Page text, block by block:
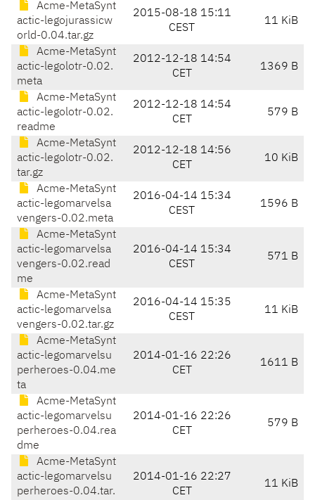
Acme-MetaSynt
actic-legojurassicw
orld-0.04.tar.gz
2015-08-18 15:11
CEST
11 KiB
Acme-MetaSynt
actic-legolotr-0.02.
meta
2012-12-18 14:54
CET
1369 B
Acme-MetaSynt
actic-legolotr-0.02.
readme
2012-12-18 14:54
CET
579 B
Acme-MetaSynt
actic-legolotr-0.02.
tar.gz
2012-12-18 14:56
CET
10 KiB
Acme-MetaSynt
actic-legomarvelsa
vengers-0.02.meta
2016-04-14 15:34
CEST
1596 B
Acme-MetaSynt
actic-legomarvelsa
vengers-0.02.read
me
2016-04-14 15:34
CEST
571 B
Acme-MetaSynt
actic-legomarvelsa
vengers-0.02.tar.gz
2016-04-14 15:35
CEST
11 KiB
Acme-MetaSynt
actic-legomarvelsu
perheroes-0.04.me
ta
2014-01-16 22:26
CET
1611 B
Acme-MetaSynt
actic-legomarvelsu
perheroes-0.04.rea
dme
2014-01-16 22:26
CET
579 B
Acme-MetaSynt
actic-legomarvelsu
perheroes-0.04.tar.
2014-01-16 22:27
CET
11 KiB